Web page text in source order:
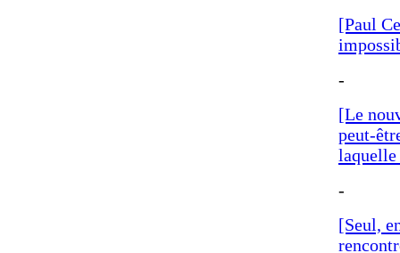
[Paul
-
[Le
peut-
-
[Seul,